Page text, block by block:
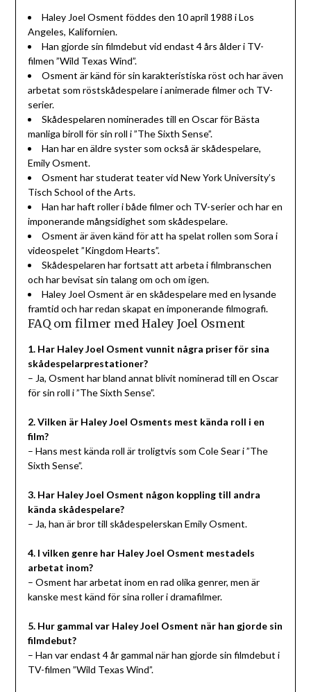
Haley Joel Osment föddes den 10 april 1988 i Los
Angeles, Kalifornien.
Han gjorde sin filmdebut vid endast 4 års ålder i TV-
filmen ”Wild Texas Wind”.
Osment är känd för sin karakteristiska röst och har även
arbetat som röstskådespelare i animerade filmer och TV-
serier.
Skådespelaren nominerades till en Oscar för Bästa
manliga biroll för sin roll i ”The Sixth Sense”.
Han har en äldre syster som också är skådespelare,
Emily Osment.
Osment har studerat teater vid New York University’s
Tisch School of the Arts.
Han har haft roller i både filmer och TV-serier och har en
imponerande mångsidighet som skådespelare.
Osment är även känd för att ha spelat rollen som Sora i
videospelet ”Kingdom Hearts”.
Skådespelaren har fortsatt att arbeta i filmbranschen
och har bevisat sin talang om och om igen.
Haley Joel Osment är en skådespelare med en lysande
framtid och har redan skapat en imponerande filmografi.
FAQ om filmer med Haley Joel Osment
1. Har Haley Joel Osment vunnit några priser för sina
skådespelarprestationer?
– Ja, Osment har bland annat blivit nominerad till en Oscar
för sin roll i ”The Sixth Sense”.
2. Vilken är Haley Joel Osments mest kända roll i en
film?
– Hans mest kända roll är troligtvis som Cole Sear i ”The
Sixth Sense”.
3. Har Haley Joel Osment någon koppling till andra
kända skådespelare?
– Ja, han är bror till skådespelerskan Emily Osment.
4. I vilken genre har Haley Joel Osment mestadels
arbetat inom?
– Osment har arbetat inom en rad olika genrer, men är
kanske mest känd för sina roller i dramafilmer.
5. Hur gammal var Haley Joel Osment när han gjorde sin
filmdebut?
– Han var endast 4 år gammal när han gjorde sin filmdebut i
TV-filmen ”Wild Texas Wind”.